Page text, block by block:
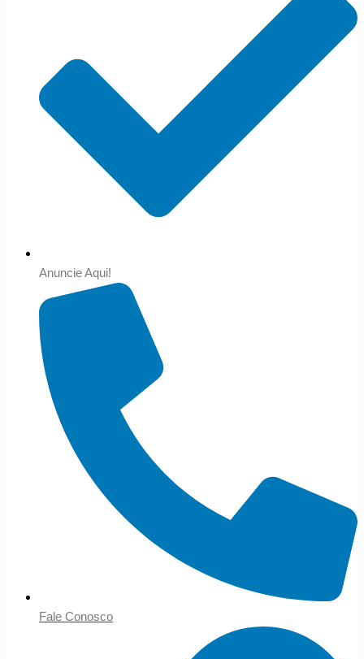
Anuncie Aqui!
Fale Conosco